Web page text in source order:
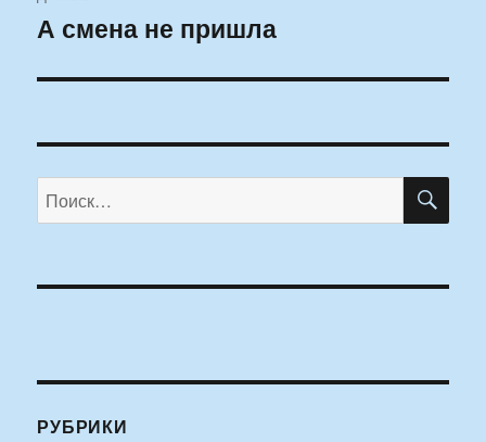
Следующая
А смена не пришла
Искать:
РУБРИКИ